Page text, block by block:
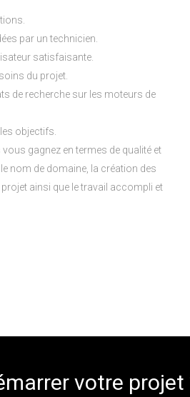
par un technicien.
satisfaisante.
du projet.
de recherche sur les moteurs de
objectifs.
gagnez en termes de qualité et
nom de domaine, la création des
ainsi que le travail accompli et
votre projet